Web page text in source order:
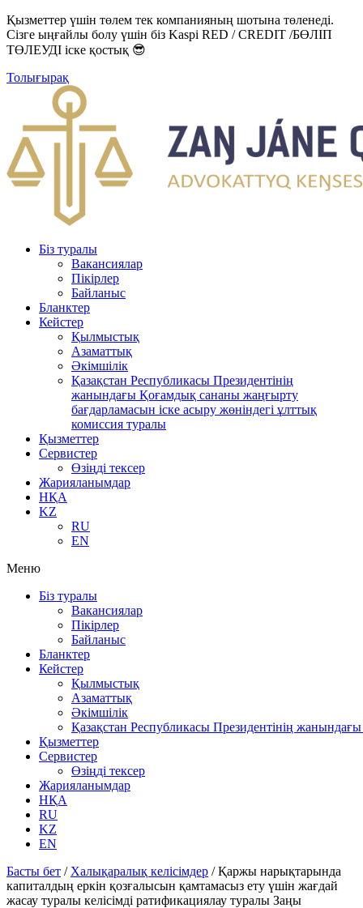
Қызметтер үшін төлем тек компанияның шотына төленеді.
Сізге ыңғайлы болу үшін біз Kaspi RED / CREDIT /БӨЛІП
ТӨЛЕУДІ іске қостық 😎
Толығырақ
Біз туралы
Вакансиялар
Пікірлер
Байланыс
Бланктер
Кейстер
Қылмыстық
Азаматтық
Әкімшілік
Қазақстан Республикасы Президентінің
жанындағы Қоғамдық сананы жаңғырту
бағдарламасын іске асыру жөніндегі ұлттық
комиссия туралы
Қызметтер
Сервистер
Өзіңді тексер
Жарияланымдар
НҚА
KZ
RU
EN
Меню
Біз туралы
Вакансиялар
Пікірлер
Байланыс
Бланктер
Кейстер
Қылмыстық
Азаматтық
Әкімшілік
Қазақстан Республикасы Президентінің
Қызметтер
Сервистер
Өзіңді тексер
Жарияланымдар
НҚА
RU
KZ
EN
Басты бет / Халықаралық келісімдер /Қаржы нарықтарында
капиталдың еркін қозғалысын қамтамасыз ету үшін жағдай
жасау туралы келісімді ратификациялау туралы Заңы